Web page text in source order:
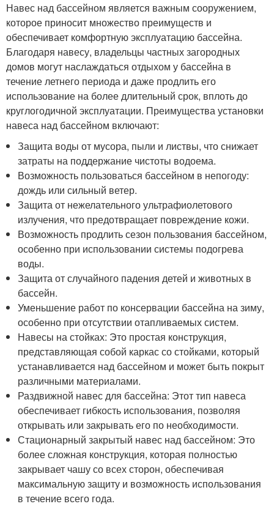
Навес над бассейном является важным сооружением,
которое приносит множество преимуществ и
обеспечивает комфортную эксплуатацию бассейна.
Благодаря навесу, владельцы частных загородных
домов могут наслаждаться отдыхом у бассейна в
течение летнего периода и даже продлить его
использование на более длительный срок, вплоть до
круглогодичной эксплуатации. Преимущества установки
навеса над бассейном включают:
Защита воды от мусора, пыли и листвы, что снижает
затраты на поддержание чистоты водоема.
Возможность пользоваться бассейном в непогоду:
дождь или сильный ветер.
Защита от нежелательного ультрафиолетового
излучения, что предотвращает повреждение кожи.
Возможность продлить сезон пользования бассейном,
особенно при использовании системы подогрева
воды.
Защита от случайного падения детей и животных в
бассейн.
Уменьшение работ по консервации бассейна на зиму,
особенно при отсутствии отапливаемых систем.
Навесы на стойках: Это простая конструкция,
представляющая собой каркас со стойками, который
устанавливается над бассейном и может быть покрыт
различными материалами.
Раздвижной навес для бассейна: Этот тип навеса
обеспечивает гибкость использования, позволяя
открывать или закрывать его по необходимости.
Стационарный закрытый навес над бассейном: Это
более сложная конструкция, которая полностью
закрывает чашу со всех сторон, обеспечивая
максимальную защиту и возможность использования
в течение всего года.